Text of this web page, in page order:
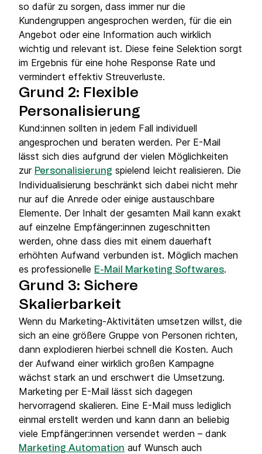
so dafür zu sorgen, dass immer nur die
Kundengruppen angesprochen werden, für die ein
Angebot oder eine Information auch wirklich
wichtig und relevant ist. Diese feine Selektion sorgt
im Ergebnis für eine hohe Response Rate und
vermindert effektiv Streuverluste.
Grund 2: Flexible
Personalisierung
Kund:innen sollten in jedem Fall individuell
angesprochen und beraten werden. Per E-Mail
lässt sich dies aufgrund der vielen Möglichkeiten
zur Personalisierung spielend leicht realisieren. Die
Individualisierung beschränkt sich dabei nicht mehr
nur auf die Anrede oder einige austauschbare
Elemente. Der Inhalt der gesamten Mail kann exakt
auf einzelne Empfänger:innen zugeschnitten
werden, ohne dass dies mit einem dauerhaft
erhöhten Aufwand verbunden ist. Möglich machen
es professionelle E-Mail Marketing Softwares.
Grund 3: Sichere
Skalierbarkeit
Wenn du Marketing-Aktivitäten umsetzen willst, die
sich an eine größere Gruppe von Personen richten,
dann explodieren hierbei schnell die Kosten. Auch
der Aufwand einer wirklich großen Kampagne
wächst stark an und erschwert die Umsetzung.
Marketing per E-Mail lässt sich dagegen
hervorragend skalieren. Eine E-Mail muss lediglich
einmal erstellt werden und kann dann an beliebig
viele Empfänger:innen versendet werden – dank
Marketing Automation auf Wunsch auch